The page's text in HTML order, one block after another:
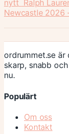
nytt Ralph
Newcastle 2026
ordrummet.se
skarp, snabb
nu.
Populärt
Om oss
Kontakt